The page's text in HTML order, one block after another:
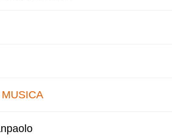
MUSICA